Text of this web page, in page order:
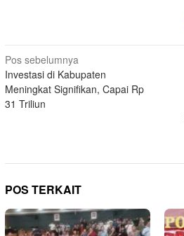
Navigasi
pos
Pos sebelumnya
Investasi di Kabupaten
Meningkat Signifikan, Capai Rp
31 Triliun
POS TERKAIT